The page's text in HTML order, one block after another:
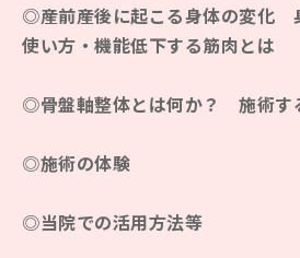
◎産前産後に起こる身体の変化
使い方・機能低下する筋肉とは
◎骨盤軸整体とは何か？ 施術す
◎施術の体験
◎当院での活用方法等